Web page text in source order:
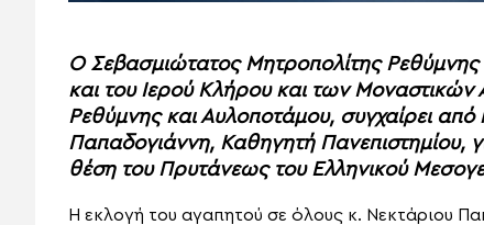
Ο Σεβασμιώτατος Μητροπολίτης
και του Ιερού Κλήρου και των
Ρεθύμνης και Αυλοποτάμου, συγχαίρει
Παπαδογιάννη, Καθηγητή Πανεπιστημίου,
θέση του Πρυτάνεως του Ελληνικού
Η εκλογή του αγαπητού σε όλους κ. Νεκτάριου